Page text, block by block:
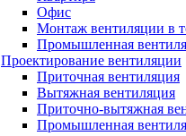
Офис
Монтаж вентиляции в
Промышленная
Проектирование вентиляции
Приточная вентиляция
Вытяжная вентиляция
Приточно-вытяжная
Промышленная